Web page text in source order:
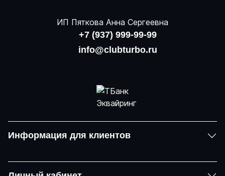
ИП Пяткова Анна Сергеевна
+7 (937) 999-99-99
info@clubturbo.ru
Информация для клиентов